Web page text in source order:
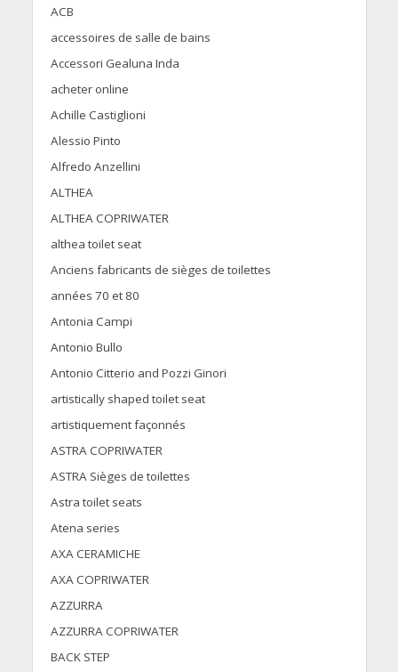
ACB
accessoires de salle de bains
Accessori Gealuna Inda
acheter online
Achille Castiglioni
Alessio Pinto
Alfredo Anzellini
ALTHEA
ALTHEA COPRIWATER
althea toilet seat
Anciens fabricants de sièges de toilettes
années 70 et 80
Antonia Campi
Antonio Bullo
Antonio Citterio and Pozzi Ginori
artistically shaped toilet seat
artistiquement façonnés
ASTRA COPRIWATER
ASTRA Sièges de toilettes
Astra toilet seats
Atena series
AXA CERAMICHE
AXA COPRIWATER
AZZURRA
AZZURRA COPRIWATER
BACK STEP